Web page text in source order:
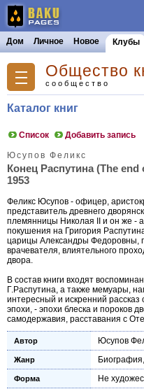
Дом Личное Новое Клубы
Общество
сообщество
Каталог книг
Список Добавить запись
Юсупов Феликс
Конец Распутина (The end
1953
Феликс Юсупов - офицер,
представитель древнего
племянницы Николая II и он же -
покушения на Григория
царицы Александры Федоровны,
врачевателя, влиятельного
двора.
В состав книги входят
Г.Распутина, а также мемуары,
интересный и искренний
эпохи, - эпохи блеска и пороков
самодержавия, расставания с
Автор Юсупов
Жанр Биография,
Форма Не